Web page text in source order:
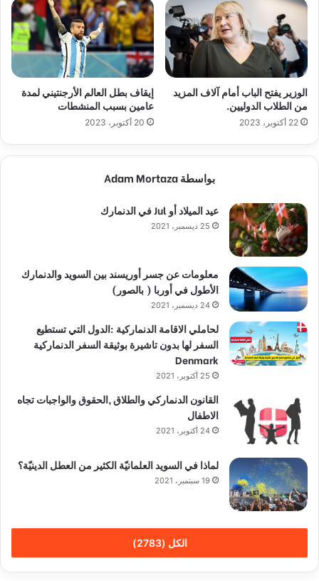
الوزير يفتح الباب أمام آلاف المزيد
من الطلاب الدوليين.
22 أكتوبر، 2023
إيقاف بطل العالم الأرجنتيني لمدة
عامين بسبب المنشطات
20 أكتوبر، 2023
بواسطة Adam Mortaza
عيد الميلاد أو Jul في الدنمارك
25 ديسمبر، 2021
معلومات عن جسر أوريسند بين السويد والدنمارك
الأطول في أوربا ( بالصور)
24 ديسمبر، 2021
لحاملي الاقامة الدنماركية :الدول التي تستطيع
السفر لها بدون تاشيرة بوثيقة السفر الدنماركية
Denmark
25 أكتوبر، 2021
القانون الدنماركي والطلاق ,الحقوق والواجبات تجاه
الاطفال
24 أكتوبر، 2021
لماذا في السويد العلمانيّة الكثير من العطل الدينيّة؟
19 سبتمبر، 2021
الكل (2783)